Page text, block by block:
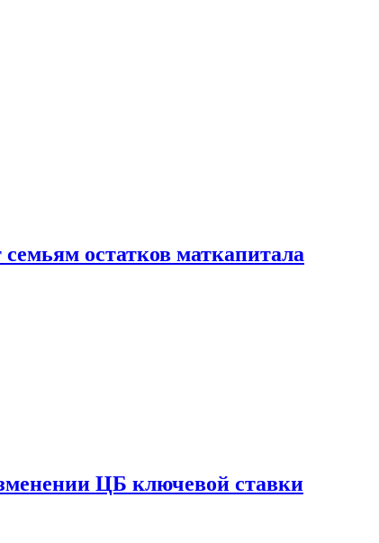
остатков маткапитала
ЦБ ключевой ставки